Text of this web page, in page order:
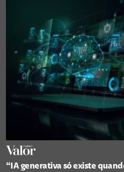
“IA generativa só existe